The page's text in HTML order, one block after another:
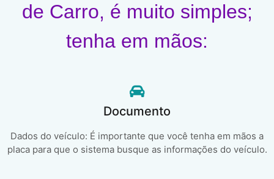
de Carro, é muito simples;
tenha em mãos:
Documento
Dados do veículo: É importante que você tenha em mãos a
placa para que o sistema busque as informações do veículo.